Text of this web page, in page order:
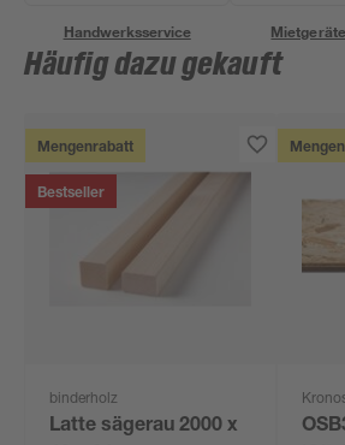
Handwerksservice
Häufig dazu gekauft
Mengenrabatt
Bestseller
binderholz
Latte sägerau 2000 x